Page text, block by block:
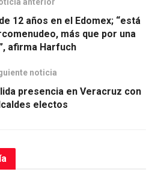
anterior
12 años en el Edomex; “está
más que por una
afirma Harfuch
noticia
presencia en Veracruz con
electos